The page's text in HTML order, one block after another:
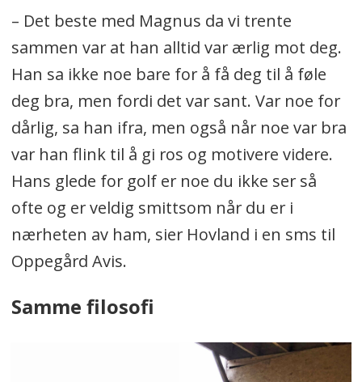
– Det beste med Magnus da vi trente
sammen var at han alltid var ærlig mot deg.
Han sa ikke noe bare for å få deg til å føle
deg bra, men fordi det var sant. Var noe for
dårlig, sa han ifra, men også når noe var bra
var han flink til å gi ros og motivere videre.
Hans glede for golf er noe du ikke ser så
ofte og er veldig smittsom når du er i
nærheten av ham, sier Hovland i en sms til
Oppegård Avis.
Samme filosofi